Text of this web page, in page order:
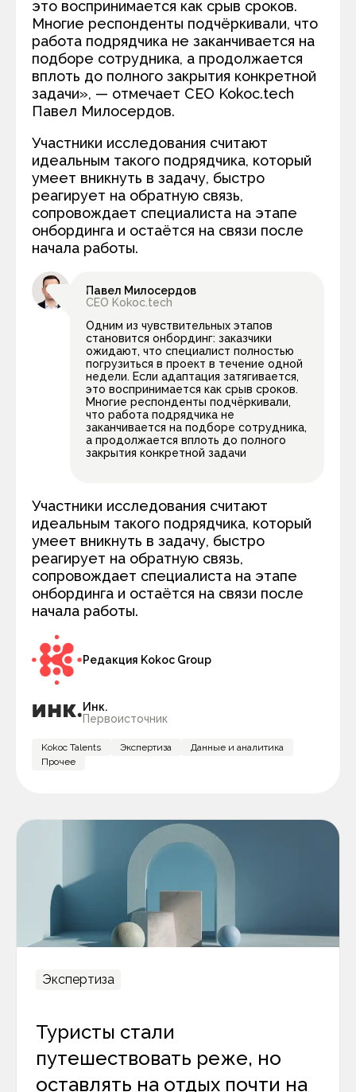
это воспринимается как срыв сроков.
Многие респонденты подчёркивали, что
работа подрядчика не заканчивается на
подборе сотрудника, а продолжается
вплоть до полного закрытия конкретной
задачи», — отмечает CEO Kokoc.tech
Павел Милосердов.
Участники исследования считают
идеальным такого подрядчика, который
умеет вникнуть в задачу, быстро
реагирует на обратную связь,
сопровождает специалиста на этапе
онбординга и остаётся на связи после
начала работы.
Павел Милосердов
CEO Kokoc.tech
Одним из чувствительных этапов
становится онбординг: заказчики
ожидают, что специалист полностью
погрузиться в проект в течение одной
недели. Если адаптация затягивается,
это воспринимается как срыв сроков.
Многие респонденты подчёркивали,
что работа подрядчика не
заканчивается на подборе сотрудника,
а продолжается вплоть до полного
закрытия конкретной задачи
Участники исследования считают
идеальным такого подрядчика, который
умеет вникнуть в задачу, быстро
реагирует на обратную связь,
сопровождает специалиста на этапе
онбординга и остаётся на связи после
начала работы.
Редакция Kokoc Group
Инк.
Первоисточник
Kokoc Talents Экспертиза
Данные и аналитика
Прочее
Экспертиза
Туристы стали
путешествовать реже, но
оставлять на отдых почти на